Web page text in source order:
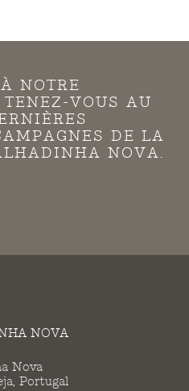
NOTRE
VOUS AU
DE LA
NOVA.
NOVA
Nova
Portugal